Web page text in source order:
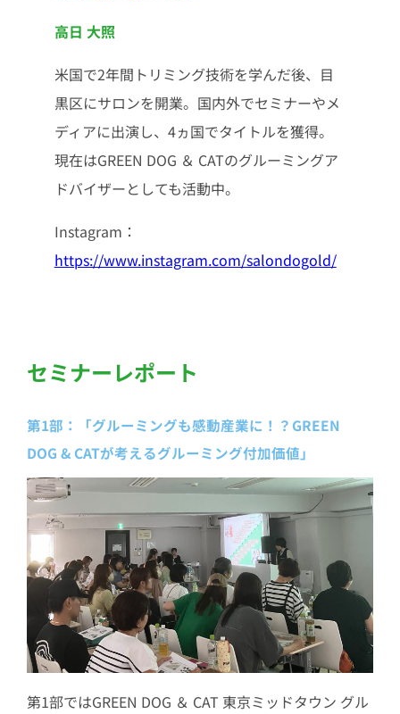
高日 大照
米国で2年間トリミング技術を学んだ後、目
黒区にサロンを開業。国内外でセミナーやメ
ディアに出演し、4ヵ国でタイトルを獲得。
現在はGREEN DOG ＆ CATのグルーミングア
ドバイザーとしても活動中。
Instagram：
https://www.instagram.com/salondogold/
セミナーレポート
第1部：「グルーミングも感動産業に！？GREEN
DOG & CATが考えるグルーミング付加価値」
第1部ではGREEN DOG ＆ CAT 東京ミッドタウン グル